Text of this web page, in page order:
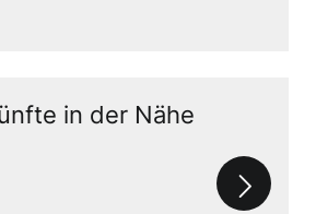
in der Nähe